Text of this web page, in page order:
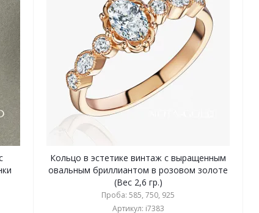
Кольцо в эстетике винтаж с выращенным
овальным бриллиантом в розовом золоте
(Вес 2,6 гр.)
Проба: 585, 750, 925
Артикул: i7383